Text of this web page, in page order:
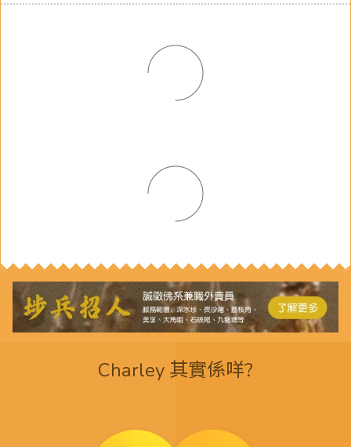
Charley 其實係咩?